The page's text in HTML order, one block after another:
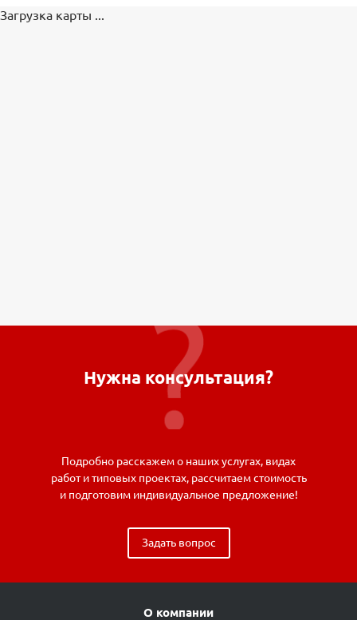
Загрузка карты ...
Нужна консультация?
Подробно расскажем о наших услугах, видах
работ и типовых проектах, рассчитаем стоимость
и подготовим индивидуальное предложение!
Задать вопрос
О компании